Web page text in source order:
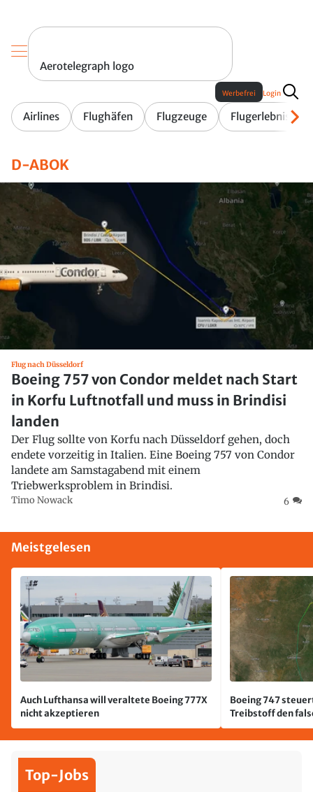
Aerotelegraph logo
Airlines Flughäfen Flugzeuge Flugerlebnis
Werbefrei Login
D-ABOK
Flug nach Düsseldorf
Boeing 757 von Condor meldet nach Start
in Korfu Luftnotfall und muss in Brindisi
landen
Der Flug sollte von Korfu nach Düsseldorf gehen, doch
endete vorzeitig in Italien. Eine Boeing 757 von Condor
landete am Samstagabend mit einem
Triebwerksproblem in Brindisi.
Timo Nowack 6
Meistgelesen
Auch Lufthansa will veraltete Boeing 777X
nicht akzeptieren
Boeing 747
Treibstoff den
Top-Jobs